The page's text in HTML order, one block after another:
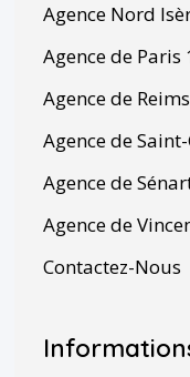
Agence Nord
Agence de Paris
Agence de Reims
Agence de
Agence de
Agence de
Contactez-Nous